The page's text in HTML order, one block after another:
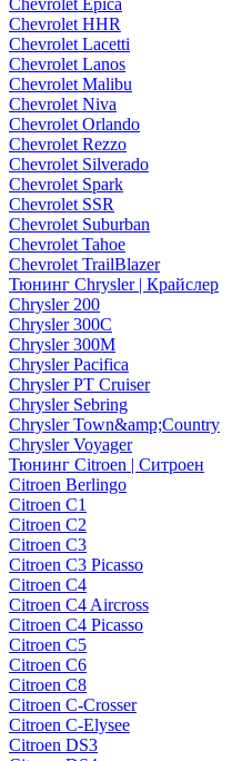
Chevrolet Epica
Chevrolet HHR
Chevrolet Lacetti
Chevrolet Lanos
Chevrolet Malibu
Chevrolet Niva
Chevrolet Orlando
Chevrolet Rezzo
Chevrolet Silverado
Chevrolet Spark
Chevrolet SSR
Chevrolet Suburban
Chevrolet Tahoe
Chevrolet TrailBlazer
Тюнинг Chrysler | Крайслер
Chrysler 200
Chrysler 300C
Chrysler 300M
Chrysler Pacifica
Chrysler PT Cruiser
Chrysler Sebring
Chrysler Town&amp;Country
Chrysler Voyager
Тюнинг Citroen | Ситроен
Citroen Berlingo
Citroen C1
Citroen C2
Citroen C3
Citroen C3 Picasso
Citroen C4
Citroen C4 Aircross
Citroen C4 Picasso
Citroen C5
Citroen C6
Citroen C8
Citroen C-Crosser
Citroen C-Elysee
Citroen DS3